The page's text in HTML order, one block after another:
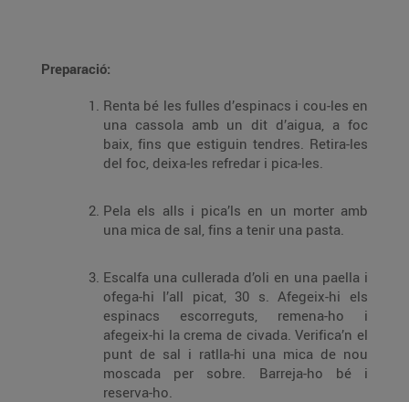
Preparació:
Renta bé les fulles d’espinacs i cou-les en
una cassola amb un dit d’aigua, a foc
baix, fins que estiguin tendres. Retira-les
del foc, deixa-les refredar i pica-les.
Pela els alls i pica’ls en un morter amb
una mica de sal, fins a tenir una pasta.
Escalfa una cullerada d’oli en una paella i
ofega-hi l’all picat, 30 s. Afegeix-hi els
espinacs escorreguts, remena-ho i
afegeix-hi la crema de civada. Verifica’n el
punt de sal i ratlla-hi una mica de nou
moscada per sobre. Barreja-ho bé i
reserva-ho.